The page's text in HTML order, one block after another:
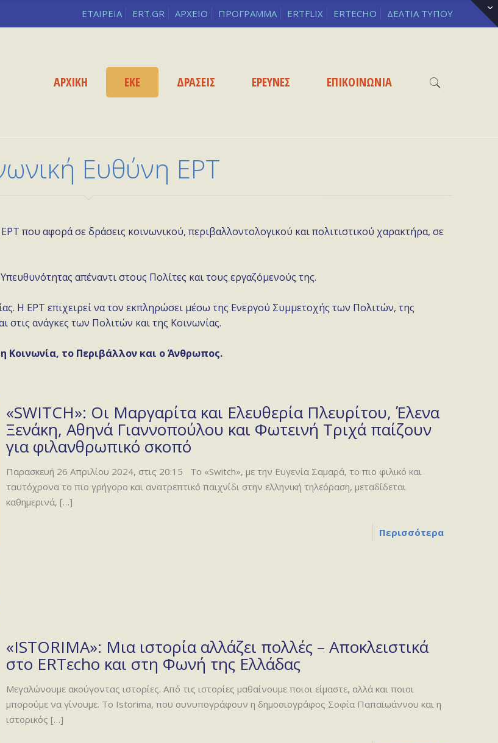
ΕΤΑΙΡΕΙΑ ERT.GR ΑΡΧΕΙΟ ΠΡΟΓΡΑΜΜΑ ERTFLIX ERTECHO ΔΕΛΤΙΑ ΤΥΠΟΥ
ΑΡΧΙΚΗ ΕΚΕ ΔΡΑΣΕΙΣ ΕΡΕΥΝΕΣ ΕΠΙΚΟΙΝΩΝΙΑ
Ευθύνη ΕΡΤ
ΕΡΤ που αφορά σε δράσεις κοινωνικού, περιβαλλοντολογικού και πολιτιστικού χαρακτήρα, σε
απέναντι στους Πολίτες και τους εργαζόμενούς της.
Η ΕΡΤ επιχειρεί να τον εκπληρώσει μέσω της Ενεργού Συμμετοχής των Πολιτών, της
ανάγκες των Πολιτών και της Κοινωνίας.
η Κοινωνία, το Περιβάλλον και ο Άνθρωπος.
«SWITCH»: Οι Μαργαρίτα και Ελευθερία Πλευρίτου, Έλενα
Ξενάκη, Αθηνά Γιαννοπούλου και Φωτεινή Τριχά παίζουν
για φιλανθρωπικό σκοπό
Παρασκευή 26 Απριλίου 2024, στις 20:15 Το «Switch», με την Ευγενία Σαμαρά, το πιο φιλικό και
ταυτόχρονα το πιο γρήγορο και ανατρεπτικό παιχνίδι στην ελληνική τηλεόραση, μεταδίδεται
καθημερινά, […]
Περισσότερα
«ISTORIMA»: Μια ιστορία αλλάζει πολλές – Αποκλειστικά
στο ERTεcho και στη Φωνή της Ελλάδας
Μεγαλώνουμε ακούγοντας ιστορίες. Από τις ιστορίες μαθαίνουμε ποιοι είμαστε, αλλά και ποιοι
μπορούμε να γίνουμε. Το Istorima, που συνυπογράφουν η δημοσιογράφος Σοφία Παπαϊωάννου και η
ιστορικός […]